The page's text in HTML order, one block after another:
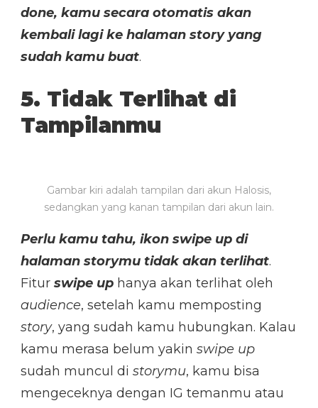
done, kamu secara otomatis akan
kembali lagi ke halaman story yang
sudah kamu buat.
5. Tidak Terlihat di
Tampilanmu
Gambar kiri adalah tampilan dari akun Halosis,
sedangkan yang kanan tampilan dari akun lain.
Perlu kamu tahu, ikon swipe up di
halaman storymu tidak akan terlihat.
Fitur swipe up hanya akan terlihat oleh
audience, setelah kamu memposting
story, yang sudah kamu hubungkan. Kalau
kamu merasa belum yakin swipe up
sudah muncul di storymu, kamu bisa
mengeceknya dengan IG temanmu atau